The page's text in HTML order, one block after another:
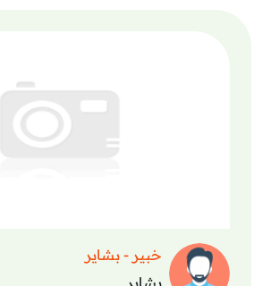
خبير - بشاير
بشاير